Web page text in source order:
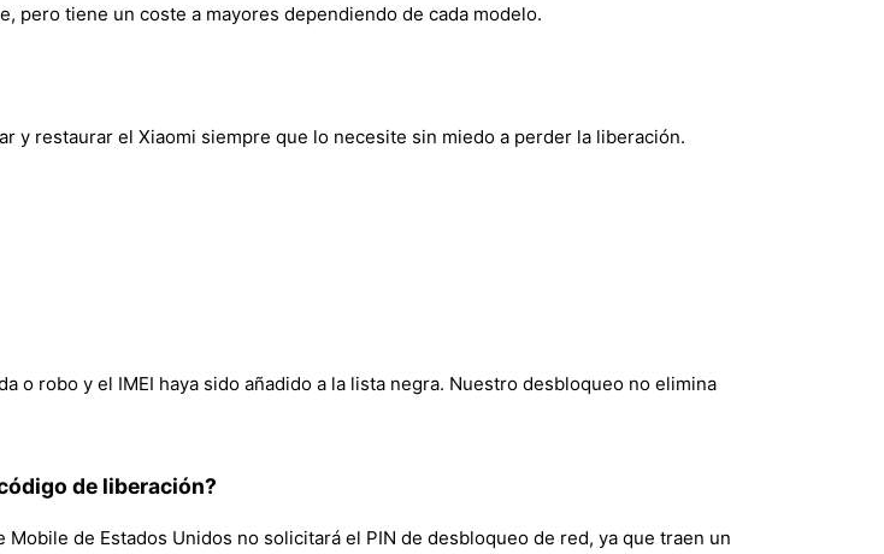
pero tiene un coste a mayores dependiendo de cada modelo.
y restaurar el Xiaomi siempre que lo necesite sin miedo a perder la liberación.
o robo y el IMEI haya sido añadido a la lista negra. Nuestro desbloqueo no elimina
de liberación?
de Estados Unidos no solicitará el PIN de desbloqueo de red, ya que traen un